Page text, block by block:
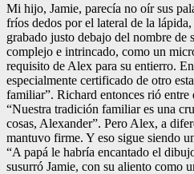
Mi hijo, Jamie, parecía no oír sus
fríos dedos por el lateral de la
grabado justo debajo del nombre de
complejo e intrincado, como un
requisito de Alex para su entierro.
especialmente certificado de otro
familiar”. Richard entonces rió entre
“Nuestra tradición familiar es una
cosas, Alexander”. Pero Alex, a
mantuvo firme. Y eso sigue siendo
“A papá le habría encantado el
susurró Jamie, con su aliento como